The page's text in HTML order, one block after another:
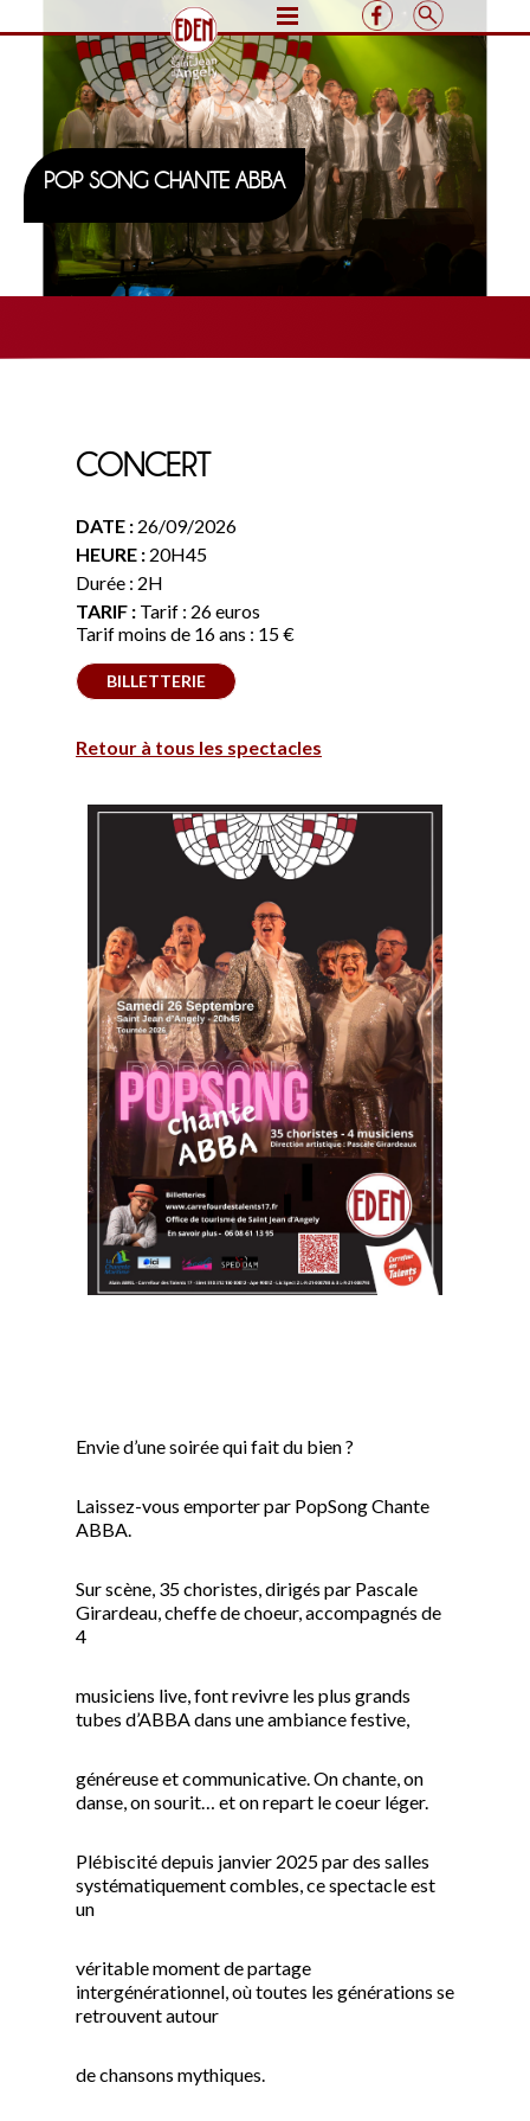
POP SONG CHANTE ABBA
CONCERT
DATE : 26/09/2026
HEURE : 20H45
Durée : 2H
TARIF : Tarif : 26 euros
Tarif moins de 16 ans : 15 €
BILLETTERIE
Retour à tous les spectacles
Envie d’une soirée qui fait du bien ?
Laissez-vous emporter par PopSong Chante
ABBA.
Sur scène, 35 choristes, dirigés par Pascale
Girardeau, cheffe de choeur, accompagnés de
4
musiciens live, font revivre les plus grands
tubes d’ABBA dans une ambiance festive,
généreuse et communicative. On chante, on
danse, on sourit… et on repart le coeur léger.
Plébiscité depuis janvier 2025 par des salles
systématiquement combles, ce spectacle est
un
véritable moment de partage
intergénérationnel, où toutes les générations se
retrouvent autour
de chansons mythiques.